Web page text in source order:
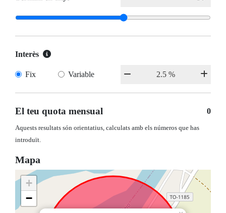
Interès
Fix Variable
El teu quota mensual 0
Aquests resultats són orientatius, calculats amb els números que has
introduït.
Mapa
+
−